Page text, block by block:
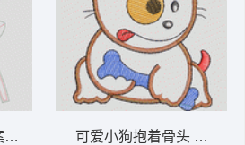
卡通虫子与花朵图案设计 卡通童装章标贴布 可爱小狗抱着